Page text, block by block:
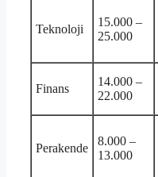
Teknoloji
15.000 –
25.000
Finans
14.000 –
22.000
Perakende
8.000 –
13.000